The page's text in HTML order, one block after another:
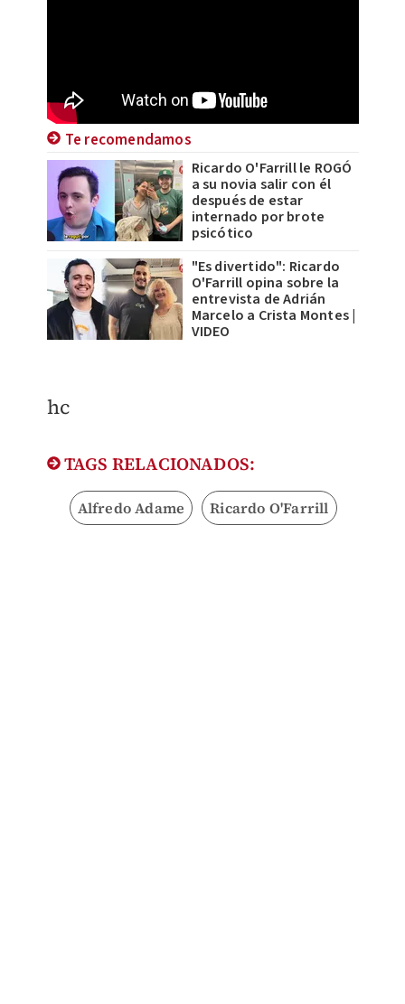
Te recomendamos
Ricardo O'Farrill le ROGÓ
a su novia salir con él
después de estar
internado por brote
psicótico
"Es divertido": Ricardo
O'Farrill opina sobre la
entrevista de Adrián
Marcelo a Crista Montes |
VIDEO
hc
TAGS RELACIONADOS:
Alfredo Adame Ricardo O'Farrill